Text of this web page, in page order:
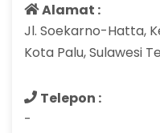
Alamat :
Jl. Soekarno-Hatta,
Kota Palu, Sulawesi
Telepon :
-